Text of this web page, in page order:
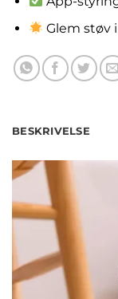
Glem støv
BESKRIVELSE